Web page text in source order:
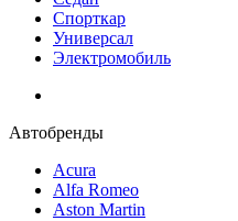
Спорткар
Универсал
Электромобиль
Автобренды
Acura
Alfa Romeo
Aston Martin